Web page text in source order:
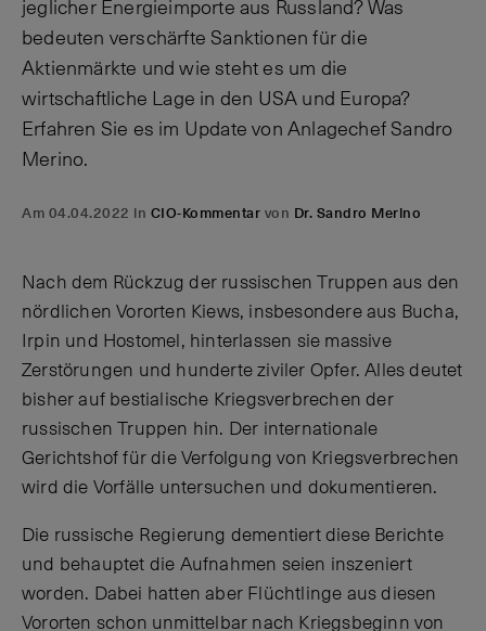
jeglicher Energieimporte aus Russland? Was
bedeuten verschärfte Sanktionen für die
Aktienmärkte und wie steht es um die
wirtschaftliche Lage in den USA und Europa?
Erfahren Sie es im Update von Anlagechef Sandro
Merino.
Am 04.04.2022 in CIO-Kommentar von Dr. Sandro Merino
Nach dem Rückzug der russischen Truppen aus den
nördlichen Vororten Kiews, insbesondere aus Bucha,
Irpin und Hostomel, hinterlassen sie massive
Zerstörungen und hunderte ziviler Opfer. Alles deutet
bisher auf bestialische Kriegsverbrechen der
russischen Truppen hin. Der internationale
Gerichtshof für die Verfolgung von Kriegsverbrechen
wird die Vorfälle untersuchen und dokumentieren.
Die russische Regierung dementiert diese Berichte
und behauptet die Aufnahmen seien inszeniert
worden. Dabei hatten aber Flüchtlinge aus diesen
Vororten schon unmittelbar nach Kriegsbeginn von